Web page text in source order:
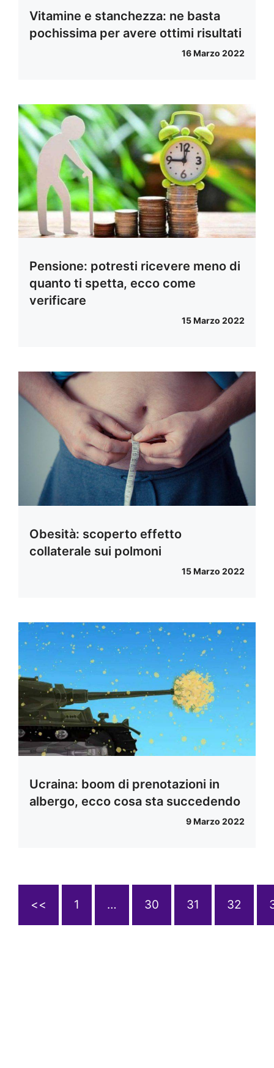
Vitamine e stanchezza: ne basta
pochissima per avere ottimi risultati
16 Marzo 2022
Pensione: potresti ricevere meno di
quanto ti spetta, ecco come
verificare
15 Marzo 2022
Obesità: scoperto effetto
collaterale sui polmoni
15 Marzo 2022
Ucraina: boom di prenotazioni in
albergo, ecco cosa sta succedendo
9 Marzo 2022
<< 1 … 30 31 32